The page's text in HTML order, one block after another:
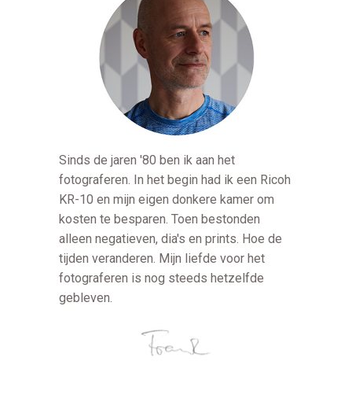
Sinds de jaren '80 ben ik aan het
fotograferen. In het begin had ik een Ricoh
KR-10 en mijn eigen donkere kamer om
kosten te besparen. Toen bestonden
alleen negatieven, dia's en prints. Hoe de
tijden veranderen. Mijn liefde voor het
fotograferen is nog steeds hetzelfde
gebleven.